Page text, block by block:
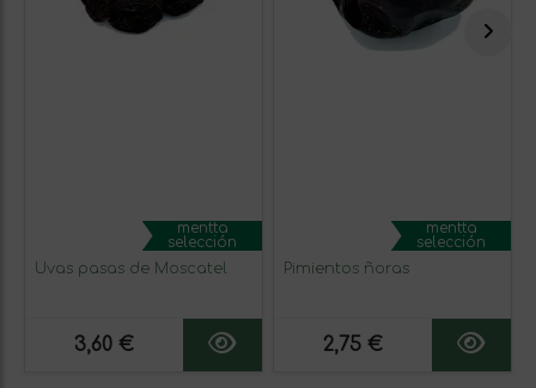
mentta
selección
Uvas pasas de Moscatel
3,60 €
mentta
selección
Pimientos ñoras
2,75 €